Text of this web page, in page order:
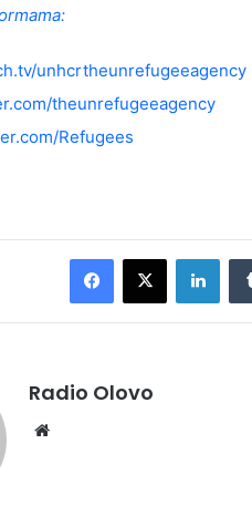
unhcrtheunrefugeeagency
theunrefugeeagency
Refugees
Facebook
X
Radio Olovo